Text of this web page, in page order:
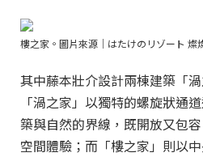
樓之家。圖片來源｜はたけのリゾート 燦
其中藤本壯介設計兩棟建築「
「渦之家」以獨特的螺旋狀通
築與自然的界線，既開放又包
空間體驗；而「樓之家」則以